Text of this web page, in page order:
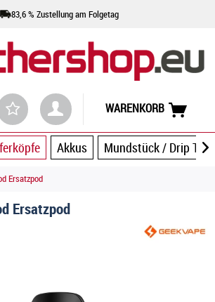
83,6 % Zustellung am Folgetag
WARENKORB
Akkus Mundstück / Drip Tip
Ersatzpod
Ersatzpod